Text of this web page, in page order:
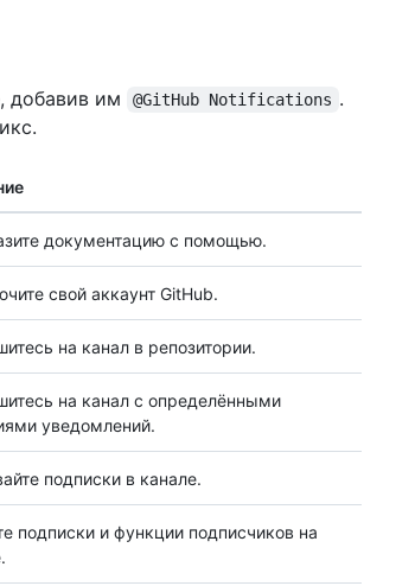
добавив им @GitHub Notifications .
документацию с помощью.
свой аккаунт GitHub.
на канал в репозитории.
на канал с определёнными
уведомлений.
подписки в канале.
подписки и функции подписчиков на